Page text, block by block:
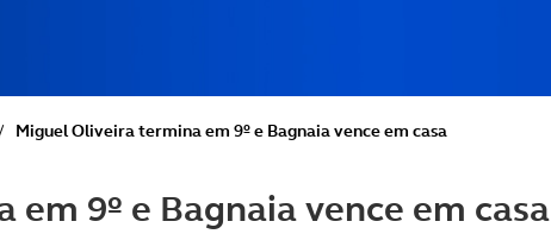
Miguel Oliveira termina em 9º e Bagnaia vence em casa
9º e Bagnaia vence em casa